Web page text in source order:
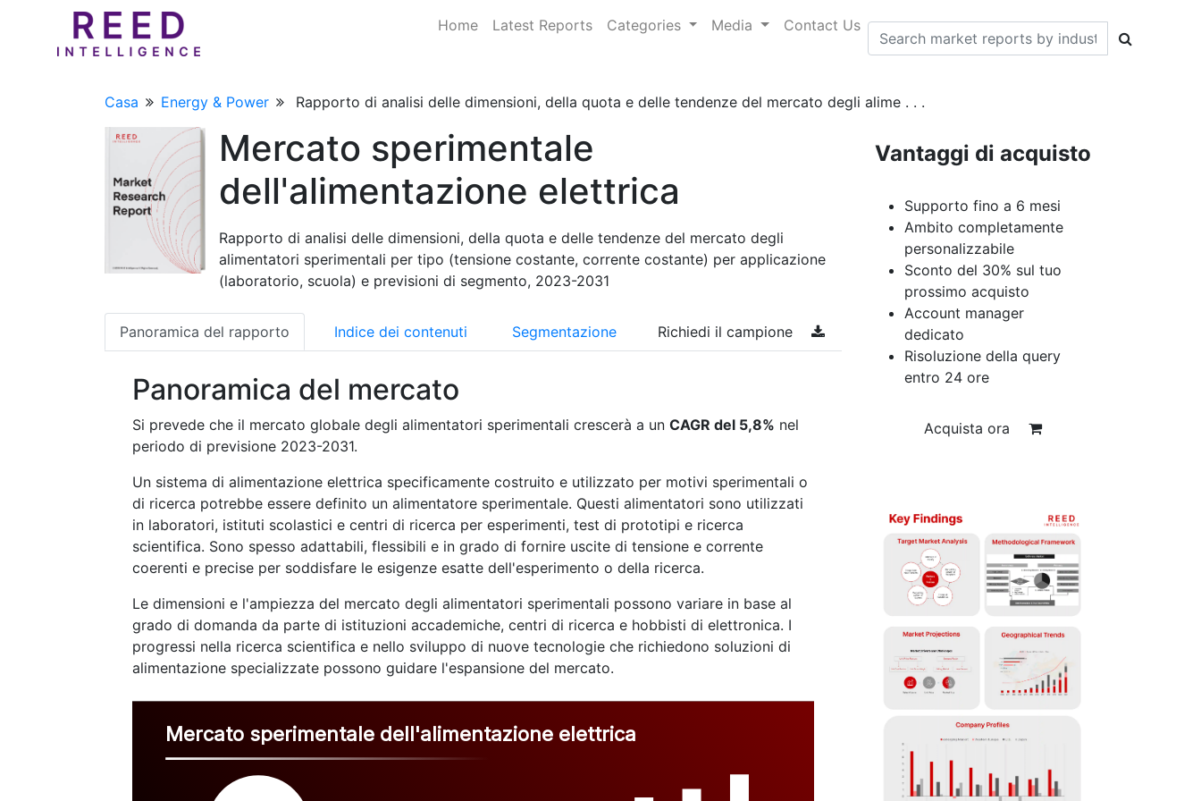
Home Latest Reports Categories Media Contact Us
Casa Energy & Power Rapporto di analisi delle dimensioni, della quota e delle tendenze del mercato degli alime . . .
Mercato sperimentale
dell'alimentazione elettrica
Rapporto di analisi delle dimensioni, della quota e delle tendenze del mercato degli
alimentatori sperimentali per tipo (tensione costante, corrente costante) per applicazione
(laboratorio, scuola) e previsioni di segmento, 2023-2031
Panoramica del rapporto Indice dei contenuti Segmentazione Richiedi il campione
Panoramica del mercato
Si prevede che il mercato globale degli alimentatori sperimentali crescerà a un CAGR del 5,8% nel
periodo di previsione 2023-2031.
Un sistema di alimentazione elettrica specificamente costruito e utilizzato per motivi sperimentali o
di ricerca potrebbe essere definito un alimentatore sperimentale. Questi alimentatori sono utilizzati
in laboratori, istituti scolastici e centri di ricerca per esperimenti, test di prototipi e ricerca
scientifica. Sono spesso adattabili, flessibili e in grado di fornire uscite di tensione e corrente
coerenti e precise per soddisfare le esigenze esatte dell'esperimento o della ricerca.
Le dimensioni e l'ampiezza del mercato degli alimentatori sperimentali possono variare in base al
grado di domanda da parte di istituzioni accademiche, centri di ricerca e hobbisti di elettronica. I
progressi nella ricerca scientifica e nello sviluppo di nuove tecnologie che richiedono soluzioni di
alimentazione specializzate possono guidare l'espansione del mercato.
Mercato sperimentale dell'alimentazione elettrica
Vantaggi di acquisto
Supporto fino a 6 mesi
Ambito completamente
personalizzabile
Sconto del 30% sul tuo
prossimo acquisto
Account manager
dedicato
Risoluzione della query
entro 24 ore
Acquista ora